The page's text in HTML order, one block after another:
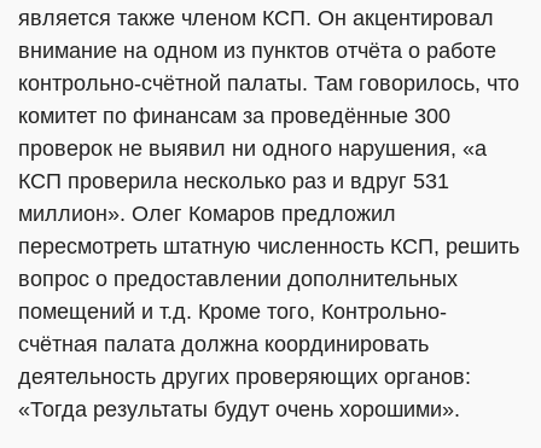
является также членом КСП. Он акцентировал
внимание на одном из пунктов отчёта о работе
контрольно-счётной палаты. Там говорилось, что
комитет по финансам за проведённые 300
проверок не выявил ни одного нарушения, «а
КСП проверила несколько раз и вдруг 531
миллион». Олег Комаров предложил
пересмотреть штатную численность КСП, решить
вопрос о предоставлении дополнительных
помещений и т.д. Кроме того, Контрольно-
счётная палата должна координировать
деятельность других проверяющих органов:
«Тогда результаты будут очень хорошими».